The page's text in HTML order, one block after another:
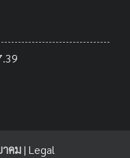
าคม| Legal